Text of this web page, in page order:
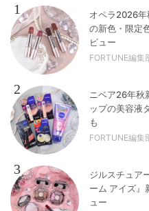
1
オペラ2026年
の新色・限定
ビュー
FORTUNE編集
2
ニベア26年秋
ップの美容液
も
FORTUNE編集
3
ジルスチュア
ーム アイズ』
ュー